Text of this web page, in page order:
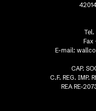
Tel.
Fax
E-mail:
CAP.
C.F. REG. IMP.
REA RE-